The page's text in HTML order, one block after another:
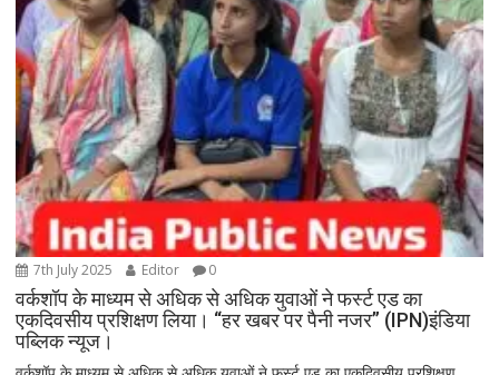
7th July 2025 Editor 0
वर्कशॉप के माध्यम से अधिक से अधिक युवाओं ने फर्स्ट एड का
एकदिवसीय प्रशिक्षण लिया। “हर खबर पर पैनी नजर” (IPN)इंडिया
पब्लिक न्यूज।